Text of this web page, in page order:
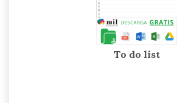
To do list